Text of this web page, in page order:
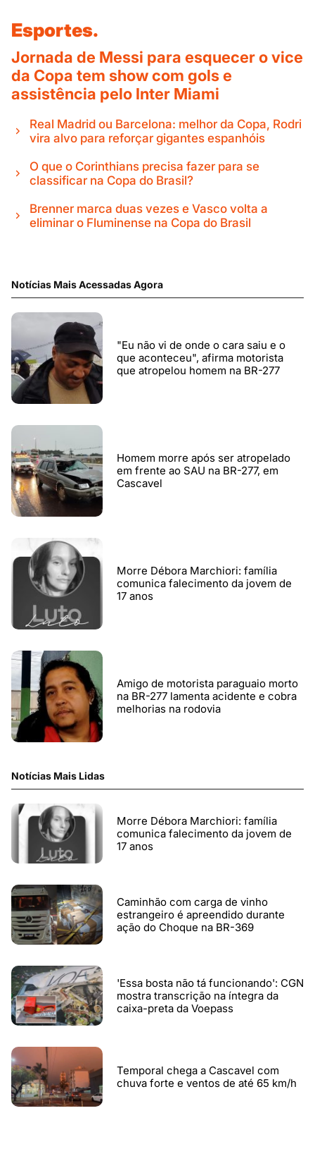
Esportes.
Jornada de Messi para esquecer o vice
da Copa tem show com gols e
assistência pelo Inter Miami
Real Madrid ou Barcelona: melhor da Copa, Rodri
vira alvo para reforçar gigantes espanhóis
O que o Corinthians precisa fazer para se
classificar na Copa do Brasil?
Brenner marca duas vezes e Vasco volta a
eliminar o Fluminense na Copa do Brasil
Notícias Mais Acessadas Agora
"Eu não vi de onde o cara saiu e o
que aconteceu", afirma motorista
que atropelou homem na BR-277
Homem morre após ser atropelado
em frente ao SAU na BR-277, em
Cascavel
Morre Débora Marchiori: família
comunica falecimento da jovem de
17 anos
Amigo de motorista paraguaio morto
na BR-277 lamenta acidente e cobra
melhorias na rodovia
Notícias Mais Lidas
Morre Débora Marchiori: família
comunica falecimento da jovem de
17 anos
Caminhão com carga de vinho
estrangeiro é apreendido durante
ação do Choque na BR-369
'Essa bosta não tá funcionando': CGN
mostra transcrição na íntegra da
caixa-preta da Voepass
Temporal chega a Cascavel com
chuva forte e ventos de até 65 km/h